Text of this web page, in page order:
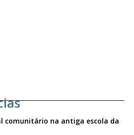
comunitário na antiga escola da